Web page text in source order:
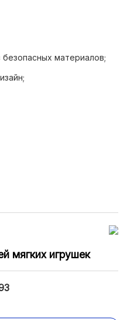
материалов;
мягких игрушек